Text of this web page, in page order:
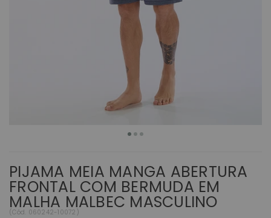
PIJAMA MEIA MANGA ABERTURA
FRONTAL COM BERMUDA EM
MALHA MALBEC MASCULINO
(Cód. 060242-10072 )